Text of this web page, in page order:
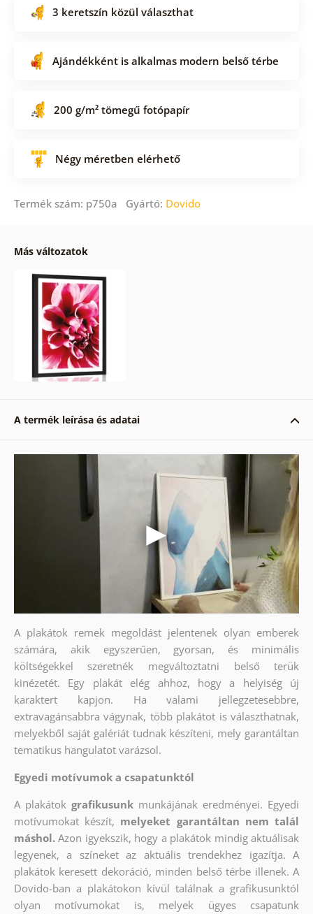
3 keretszín közül választhat
Ajándékként is alkalmas modern belső térbe
200 g/m² tömegű fotópapír
Négy méretben elérhető
Termék szám: p750a Gyártó: Dovido
Más változatok
A termék leírása és adatai
A plakátok remek megoldást jelentenek olyan emberek
számára, akik egyszerűen, gyorsan, és minimális
költségekkel szeretnék megváltoztatni belső terük
kinézetét. Egy plakát elég ahhoz, hogy a helyiség új
karaktert kapjon. Ha valami jellegzetesebbre,
extravagánsabbra vágynak, több plakátot is választhatnak,
melyekből saját galériát tudnak készíteni, mely garantáltan
tematikus hangulatot varázsol.
Egyedi motívumok a csapatunktól
A plakátok grafikusunk munkájának eredményei. Egyedi
motívumokat készít, melyeket garantáltan nem talál
máshol. Azon igyekszik, hogy a plakátok mindig aktuálisak
legyenek, a színeket az aktuális trendekhez igazítja. A
plakátok keresett dekoráció, minden belső térbe illenek. A
Dovido-ban a plakátokon kívül találnak a grafikusunktól
olyan motívumokat is, melyek ügyes csapatunk